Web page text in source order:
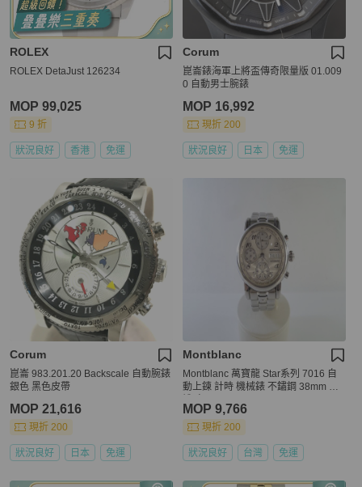
ROLEX
ROLEX DetaJust 126234
MOP 99,025
9 折
狀況良好 香港 免運
Corum
崑崙錶海軍上將盃傳奇限量版 01.009
0 自動男士腕錶
MOP 16,992
現折 200
狀況良好 日本 免運
Corum
崑崙 983.201.20 Backscale 自動腕錶
銀色 黑色皮帶
MOP 21,616
現折 200
狀況良好 日本 免運
Montblanc
Montblanc 萬寶龍 Star系列 7016 自
動上鍊 計時 機械錶 不鏽鋼 38mm 送
MOP 9,766
現折 200
狀況良好 台灣 免運